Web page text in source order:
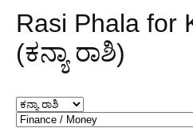
Rasi Phala for
(ಕನ್ಯಾ ರಾಶಿ)